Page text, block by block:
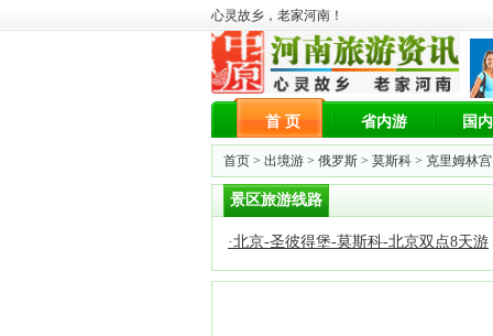
心灵故乡，老家河南！
首 页 省内游 国
首页 > 出境游 > 俄罗斯 > 莫斯科 > 克里姆林宫
景区旅游线路
·北京-圣彼得堡-莫斯科-北京双点8天游